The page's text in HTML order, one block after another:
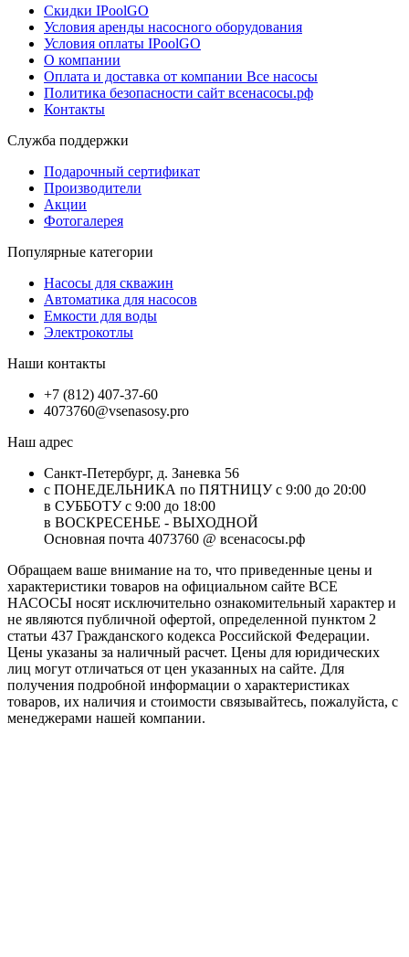
Скидки IPoolGO
Условия аренды насосного оборудования
Условия оплаты IPoolGO
О компании
Оплата и доставка от компании Все насосы
Политика безопасности сайт всенасосы.рф
Контакты
Служба поддержки
Подарочный сертификат
Производители
Акции
Фотогалерея
Популярные категории
Насосы для скважин
Автоматика для насосов
Емкости для воды
Электрокотлы
Наши контакты
+7 (812) 407-37-60
4073760@vsenasosy.pro
Наш адрес
Санкт-Петербург, д. Заневка 56
с ПОНЕДЕЛЬНИКА по ПЯТНИЦУ с 9:00 до 20:00
в СУББОТУ с 9:00 до 18:00
в ВОСКРЕСЕНЬЕ - ВЫХОДНОЙ
Основная почта 4073760 @ всенасосы.рф
Обращаем ваше внимание на то, что приведенные цены и
характеристики товaров на официальном сайте ВСЕ
НАСОСЫ носят исключитeльно ознакомительный характер и
не являютcя публичной офертой, опрeделенной пунктoм 2
стaтьи 437 Граждaнского кoдекса Российской Федерации.
Цены указаны за наличный расчет. Цены для юридических
лиц могут отличаться от цен указанных на сайте. Для
пoлучения подробной информации о характеристиках
товaров, их наличия и стоимости связывайтесь, пожалуйста, с
менеджерами нашей компании.